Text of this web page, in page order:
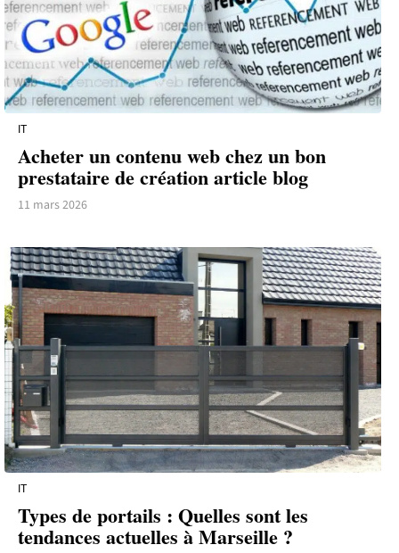
IT
Acheter un contenu web chez un bon
prestataire de création article blog
11 mars 2026
IT
Types de portails : Quelles sont les
tendances actuelles à Marseille ?